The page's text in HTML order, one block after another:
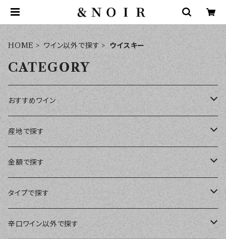
HOME ワイン以外で探す ウイスキー
CATEGORY
おすすめワイン
おすすめワインセット
産地で探す
日本ワイン
フランス
ボルドー
イタリア
金額で探す
￥1～￥1,999
￥2,000～￥2,999
タイプで探す
赤ワイン
辛口ワイン以外で探す